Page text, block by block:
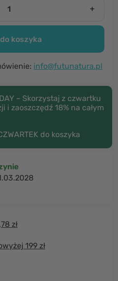
+
koszyka
info@futunatura.pl
– Skorzystaj z czwartku
i zaoszczędź 18% na całym
do koszyka
zł
199 zł